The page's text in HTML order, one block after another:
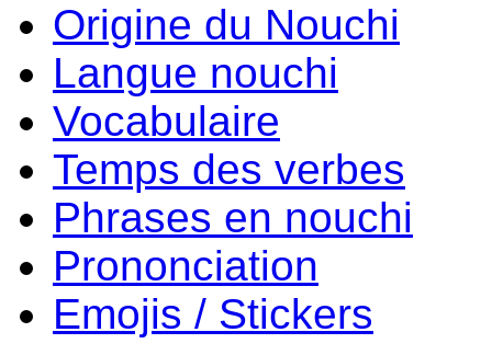
Origine du Nouchi
Langue nouchi
Vocabulaire
Temps des verbes
Phrases en nouchi
Prononciation
Emojis / Stickers